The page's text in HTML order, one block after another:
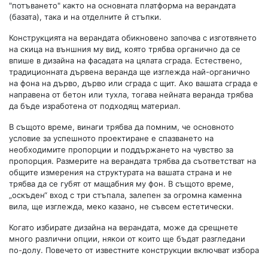
"потъването" както на основната платформа на верандата
(базата), така и на отделните й стъпки.
Конструкцията на верандата обикновено започва с изготвянето
на скица на външния му вид, която трябва органично да се
впише в дизайна на фасадата на цялата сграда. Естествено,
традиционната дървена веранда ще изглежда най-органично
на фона на дърво, дърво или сграда с щит. Ако вашата сграда е
направена от бетон или тухла, тогава нейната веранда трябва
да бъде изработена от подходящ материал.
В същото време, винаги трябва да помним, че основното
условие за успешното проектиране е спазването на
необходимите пропорции и поддържането на чувство за
пропорция. Размерите на верандата трябва да съответстват на
общите измерения на структурата на вашата страна и не
трябва да се губят от мащабния му фон. В същото време,
„оскъден“ вход с три стъпала, залепен за огромна каменна
вила, ще изглежда, меко казано, не съвсем естетически.
Когато избирате дизайна на верандата, може да срещнете
много различни опции, някои от които ще бъдат разгледани
по-долу. Повечето от известните конструкции включват избора